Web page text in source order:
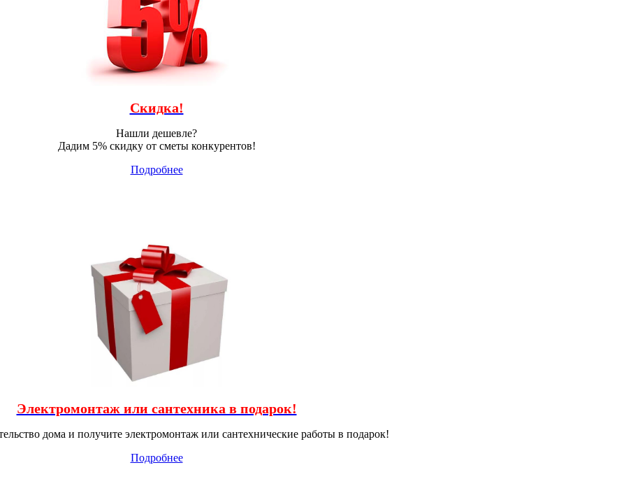
Скидка!
Нашли дешевле?
Дадим 5% скидку от сметы конкурентов!
Подробнее
Электромонтаж или сантехника в подарок!
дома и получите электромонтаж или сантехнические работы в подарок!
Подробнее